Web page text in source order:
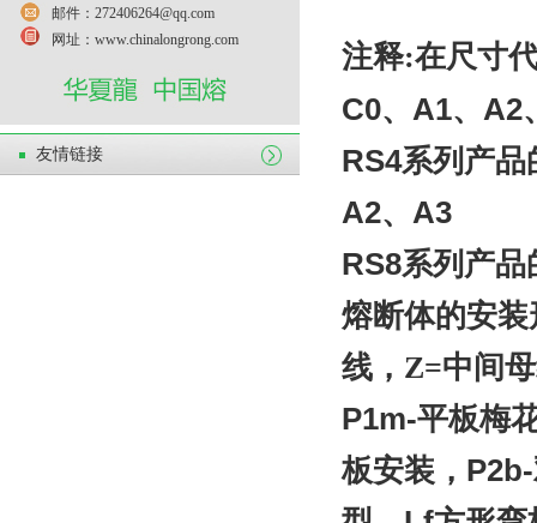
邮件：272406264@qq.com
网址：www.chinalongrong.com
友情链接
注释:在尺寸
C0、A1、A2
RS4系列产
A2、A3
RS8系列产
熔断体的安装
线， Z=中间
P1m-平板梅
板安装，